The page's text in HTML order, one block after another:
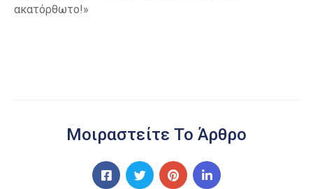
ακατόρθωτο!»
Μοιραστείτε Το Άρθρο